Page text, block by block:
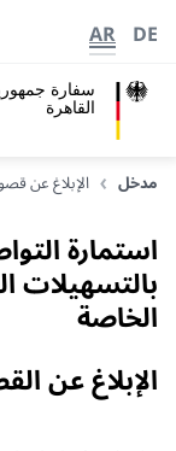
سفارة
القاهرة
DE
AR
مدخل الإبلاغ عن
استمارة
بالتسهيلات
الخاصة
الإبلاغ عن